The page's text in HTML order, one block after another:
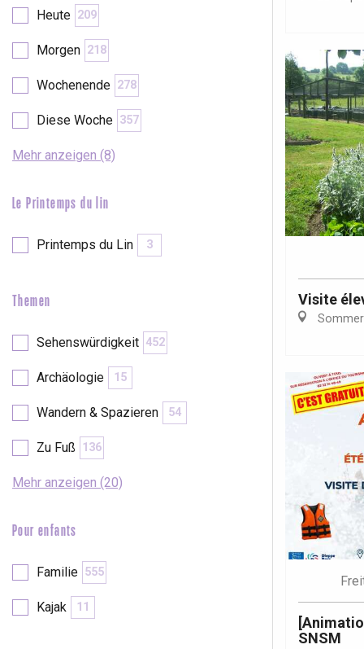
Seine
Duclair
Forges-les-
Heute 209
Morgen 218
Wochenende 278
Diese Woche 357
Mehr anzeigen (8)
Le Printemps du lin
Printemps du Lin 3
Themen
Sehenswürdigkeit 452
Archäologie 15
Wandern & Spazieren 54
Zu Fuß 136
Mehr anzeigen (20)
Pour enfants
Familie 555
Kajak 11
Visite
SNSM